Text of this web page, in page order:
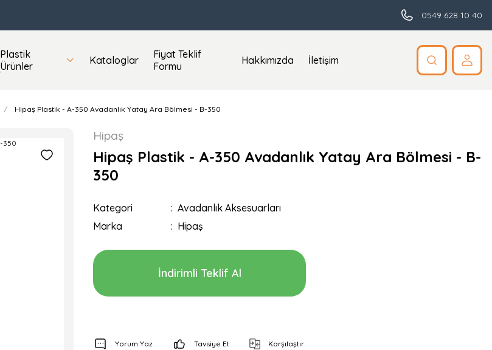
0549 628 10 40
Plastik
Ürünler
Kataloglar
Fiyat Teklif
Formu
Hakkımızda İletişim
Hipaş Plastik - A-350 Avadanlık Yatay Ara Bölmesi - B-350
Hipaş
Hipaş Plastik - A-350 Avadanlık Yatay Ara Bölmesi - B-
350
Kategori
Avadanlık Aksesuarları
Marka
Hipaş
İndirimli Teklif Al
Yorum Yaz Tavsiye Et Karşılaştır